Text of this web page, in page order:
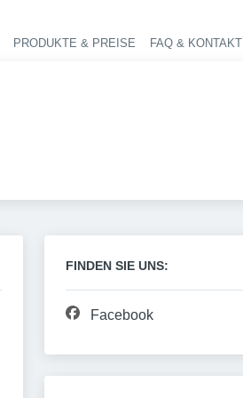
Haupt-Navigation
PRODUKTE & PREISE FAQ & KONTAKT
FINDEN SIE UNS:
Facebook